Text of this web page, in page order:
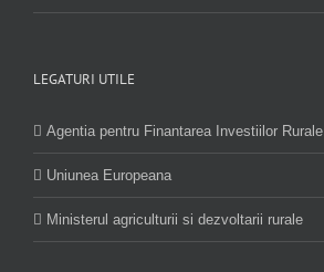
LEGATURI UTILE
Agentia pentru Finantarea Investiilor Rurale
Uniunea Europeana
Ministerul agriculturii si dezvoltarii rurale